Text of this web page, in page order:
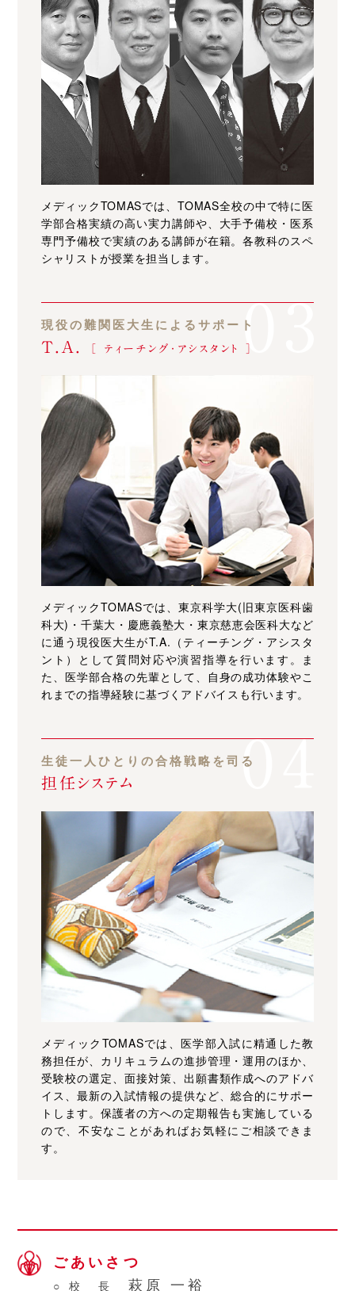
メディックTOMASでは、TOMAS全校の中で特に医
学部合格実績の高い実力講師や、大手予備校・医系
専門予備校で実績のある講師が在籍。各教科のスペ
シャリストが授業を担当します。
現役の難関医大生によるサポート
T.A. ［ ティーチング・アシスタント ］
メディックTOMASでは、東京科学大(旧東京医科歯
科大)・千葉大・慶應義塾大・東京慈恵会医科大など
に通う現役医大生がT.A.（ティーチング・アシスタ
ント）として質問対応や演習指導を行います。ま
た、医学部合格の先輩として、自身の成功体験やこ
れまでの指導経験に基づくアドバイスも行います。
生徒一人ひとりの合格戦略を司る
担任システム
メディックTOMASでは、医学部入試に精通した教
務担任が、カリキュラムの進捗管理・運用のほか、
受験校の選定、面接対策、出願書類作成へのアドバ
イス、最新の入試情報の提供など、総合的にサポー
トします。保護者の方への定期報告も実施している
ので、不安なことがあればお気軽にご相談できま
す。
ごあいさつ
○ 校 長 萩原 一裕